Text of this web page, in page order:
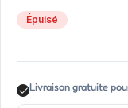
Épuisé
Livraison gratuite